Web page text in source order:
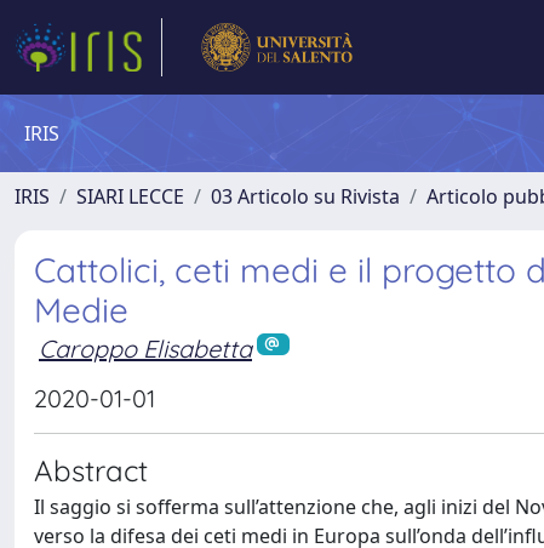
IRIS
IRIS SIARI LECCE 03 Articolo su Rivista Articolo
Cattolici, ceti medi e il progetto
Medie
Caroppo Elisabetta
2020-01-01
Abstract
Il saggio si sofferma sull’attenzione che, agli inizi del
verso la difesa dei ceti medi in Europa sull’onda